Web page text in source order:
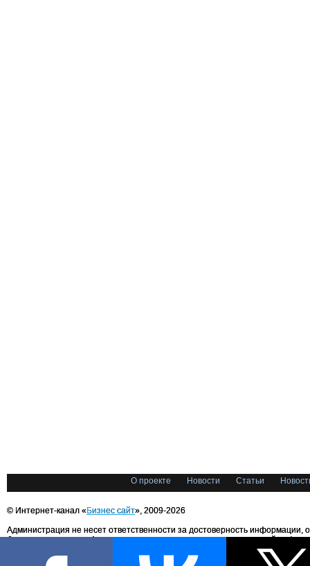
О проекте Новости Статьи
© Интернет-канал «Бизнес сайт», 2009-2026
Администрация не несет ответственности за достоверность информации,
блоггерами портала. Администрация не предоставляет справочной
Все права на любые материалы, опубликованные на сайте, защищены в